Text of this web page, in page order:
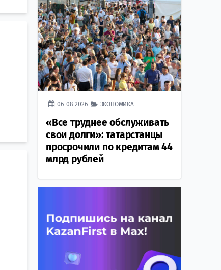
06-08-2026 ЭКОНОМИКА
«Все труднее обслуживать
свои долги»: татарстанцы
просрочили по кредитам 44
млрд рублей